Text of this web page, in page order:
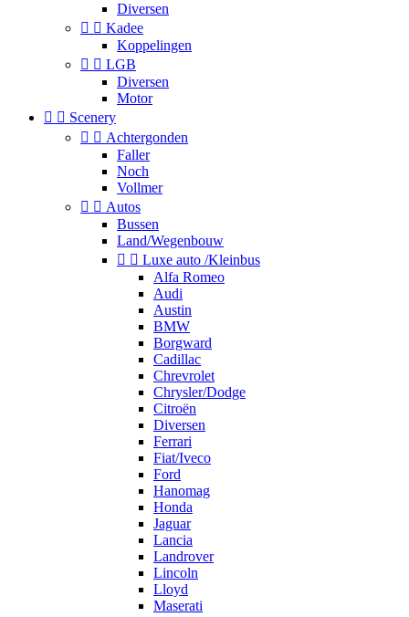
Diversen
  Kadee
Koppelingen
  LGB
Diversen
Motor
  Scenery
  Achtergonden
Faller
Noch
Vollmer
  Autos
Bussen
Land/Wegenbouw
  Luxe auto /Kleinbus
Alfa Romeo
Audi
Austin
BMW
Borgward
Cadillac
Chrevrolet
Chrysler/Dodge
Citroën
Diversen
Ferrari
Fiat/Iveco
Ford
Hanomag
Honda
Jaguar
Lancia
Landrover
Lincoln
Lloyd
Maserati